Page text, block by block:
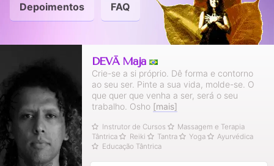
Depoimentos FAQ
DEVĀ Mājā
Crie-se a si próprio. Dê forma e contorno
ao seu ser. Pinte a sua vida, molde-se. O
que quer que venha a ser, será o seu
trabalho. Osho [mais]
Instrutor de Cursos
Massagem e Terapia
Tântrica
Reiki Tantra Yoga
Ayurvédica
Educação Tântrica